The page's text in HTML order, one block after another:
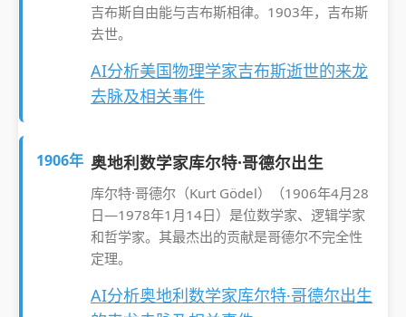
吉布斯自由能与吉布斯相律。1903年，吉布斯
去世。
AI分析美国物理学家吉布斯逝世的来龙
去脉及相关事件
1906年 奥地利数学家库尔特·哥德尔出生
库尔特·哥德尔（Kurt Gödel）（1906年4月28
日—1978年1月14日）是位数学家、逻辑学家
和哲学家。其最杰出的贡献是哥德尔不完全性
定理。
AI分析奥地利数学家库尔特·哥德尔出生